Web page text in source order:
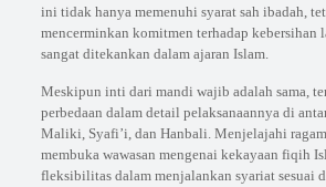
ini tidak hanya memenuhi syarat sah ibadah,
mencerminkan komitmen terhadap kebersihan
sangat ditekankan dalam ajaran Islam.
Meskipun inti dari mandi wajib adalah sama,
perbedaan dalam detail pelaksanaannya di
Maliki, Syafi’i, dan Hanbali. Menjelajahi
membuka wawasan mengenai kekayaan fiqih
fleksibilitas dalam menjalankan syariat sesuai